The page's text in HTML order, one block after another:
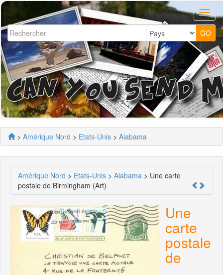
> Amérique Nord > Etats-Unis > Alabama
Amérique Nord > Etats-Unis > Alabama > Une carte
postale de Birmingham (Art)
Une
carte
postale
de